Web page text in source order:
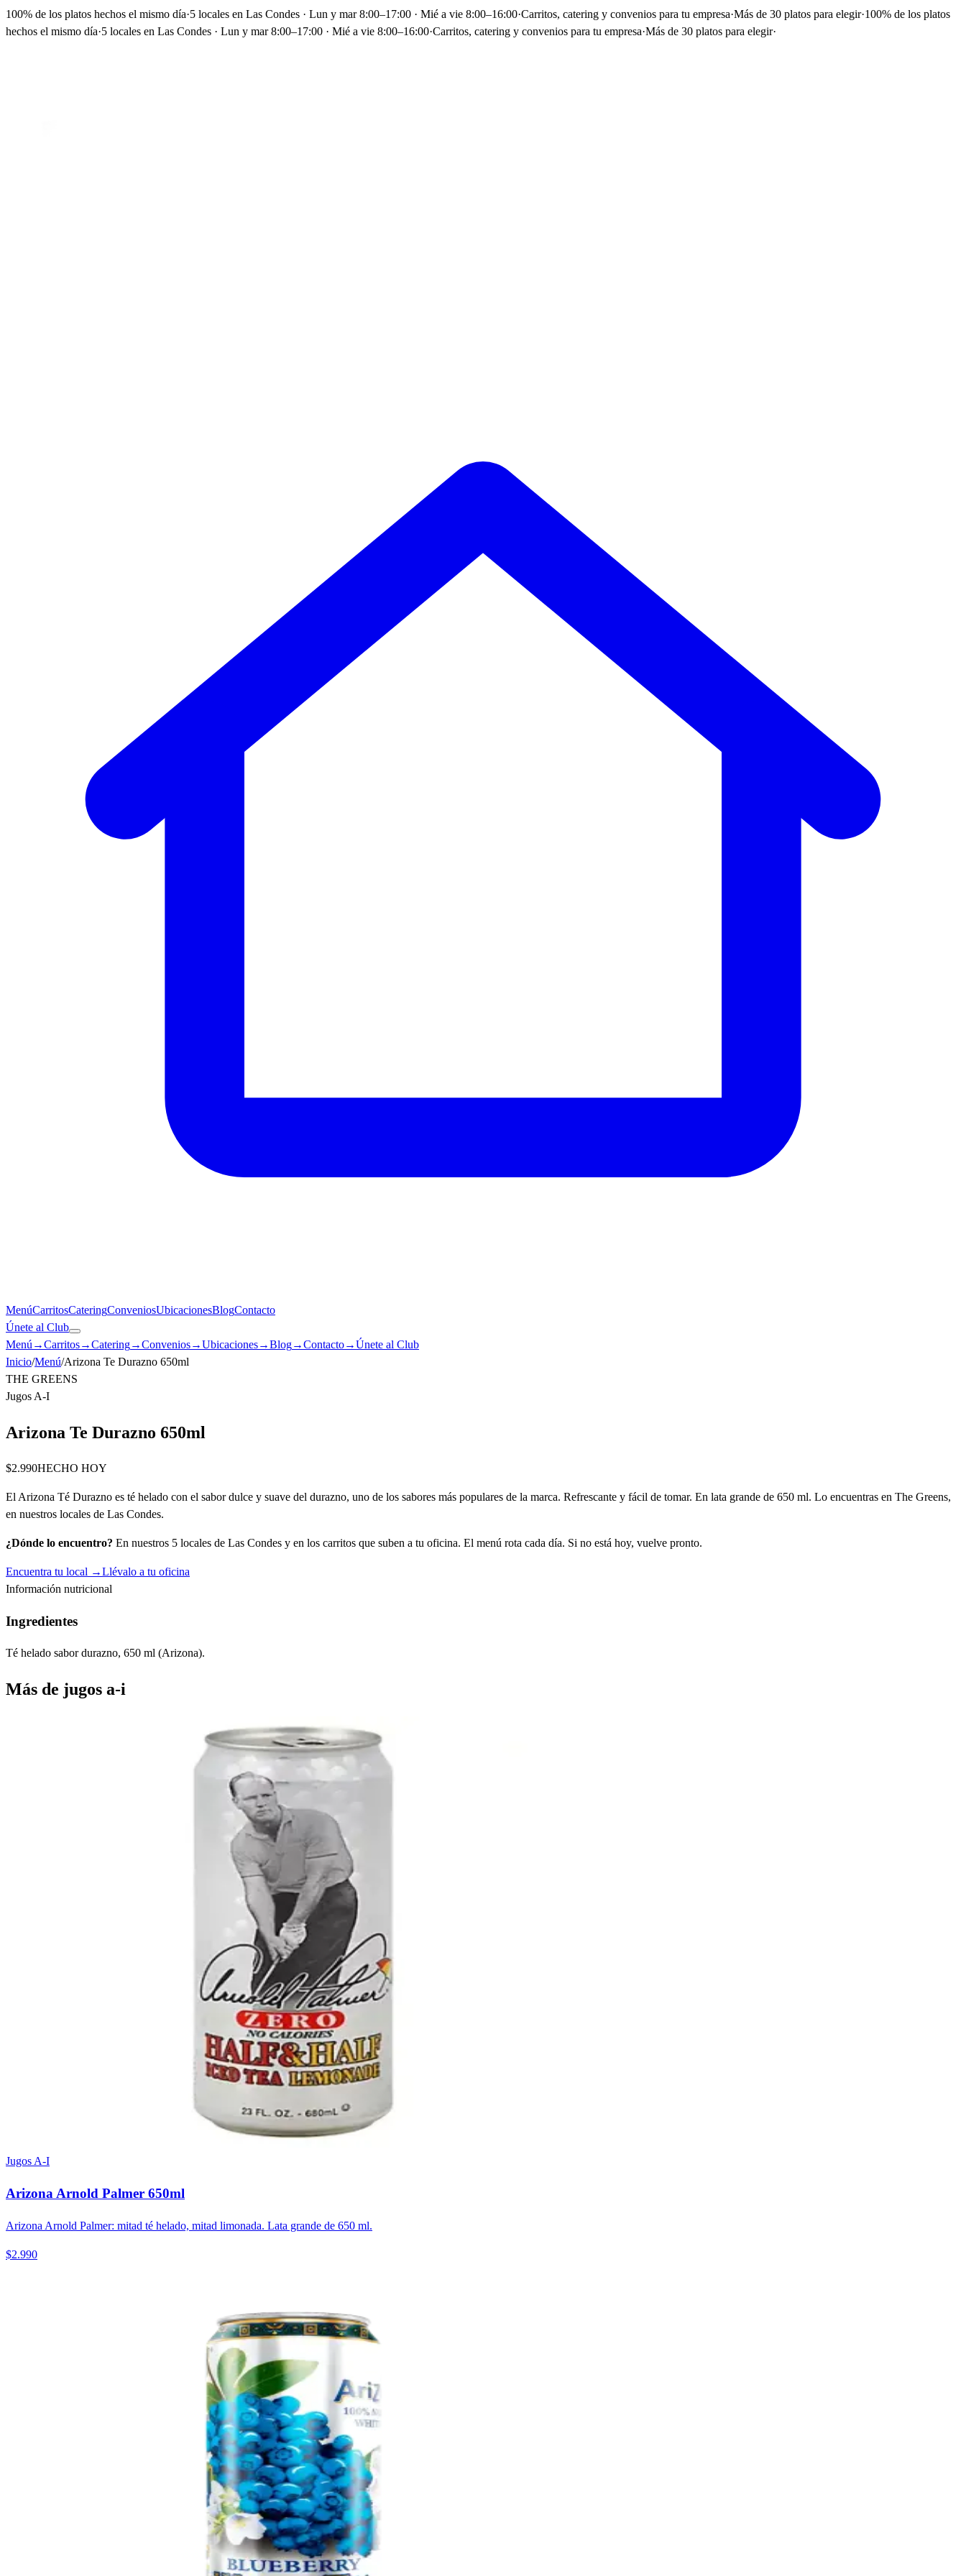
100% de los platos hechos el mismo día·5 locales en Las Condes · Lun y mar 8:00–17:00 · Mié a vie 8:00–16:00·Carritos, catering y convenios para tu empresa·Más de 30 platos para elegir·100% de los platos
hechos el mismo día·5 locales en Las Condes · Lun y mar 8:00–17:00 · Mié a vie 8:00–16:00·Carritos, catering y convenios para tu empresa·Más de 30 platos para elegir·
MenúCarritosCateringConveniosUbicacionesBlogContacto
Únete al Club
Menú →Carritos→Catering→Convenios→Ubicaciones→Blog→Contacto→Únete al Club
Inicio/Menú/Arizona Te Durazno 650ml
THE GREENS
Jugos A-I
Arizona Te Durazno 650ml
$2.990HECHO HOY
El Arizona Té Durazno es té helado con el sabor dulce y suave del durazno, uno de los sabores más populares de la marca. Refrescante y fácil de tomar. En lata grande de 650 ml. Lo encuentras en The Greens,
en nuestros locales de Las Condes.
¿Dónde lo encuentro? En nuestros 5 locales de Las Condes y en los carritos que suben a tu oficina. El menú rota cada día. Si no está hoy, vuelve pronto.
Encuentra tu local →Llévalo a tu oficina
Información nutricional
Ingredientes
Té helado sabor durazno, 650 ml (Arizona).
Más de jugos a-i
Jugos A-I
Arizona Arnold Palmer 650ml
Arizona Arnold Palmer: mitad té helado, mitad limonada. Lata grande de 650 ml.
$2.990